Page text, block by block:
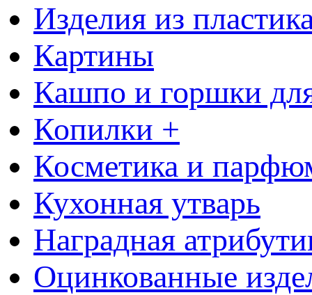
Изделия из
Картины
Кашпо и горшки
Копилки +
Косметика и
Кухонная утварь
Наградная
Оцинкованные